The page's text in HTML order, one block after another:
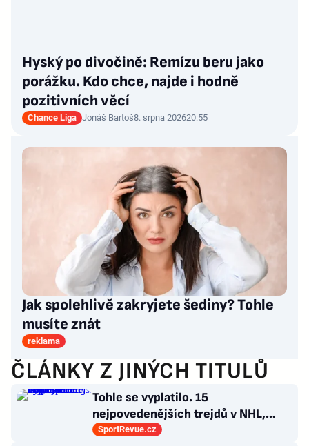
Hyský po divočině: Remízu beru jako
porážku. Kdo chce, najde i hodně
pozitivních věcí
Chance Liga Jonáš Bartoš8. srpna 202620:55
Jak spolehlivě zakryjete šediny? Tohle
musíte znát
reklama
ČLÁNKY Z JINÝCH TITULŮ
Tohle se vyplatilo. 15
nejpovedenějších trejdů v NHL,
které byly upečeny na poslední
SportRevue.cz